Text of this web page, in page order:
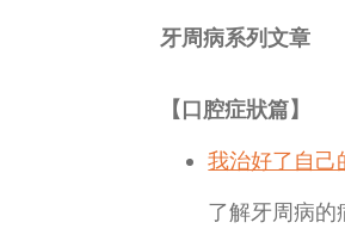
牙周病系列文章
【口腔症狀篇】
我治好了自己
了解牙周病的